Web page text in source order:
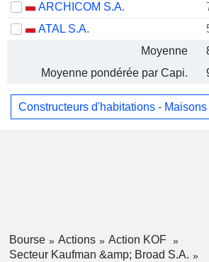
ARCHICOM S.A.
ATAL S.A.
Moyenne
Moyenne pondérée par Capi.
Constructeurs d'habitations -
Bourse Actions
Action KOF
Secteur Kaufman &amp; Broad S.A.